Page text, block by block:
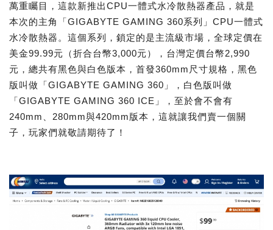
萬重矚目，這款新推出CPU一體式水冷散熱器產品，就是
本次的主角「GIGABYTE GAMING 360系列」CPU一體式
水冷散熱器。這個系列，鎖定的是主流級市場，全球定價在
美金99.99元（折合台幣3,000元），台灣定價台幣2,990
元，總共有黑色與白色版本，首發360mm尺寸規格，黑色
版叫做「GIGABYTE GAMING 360」，白色版叫做
「GIGABYTE GAMING 360 ICE」，至於會不會有
240mm、280mm與420mm版本，這就讓我們賣一個關
子，玩家們就敬請期待了！